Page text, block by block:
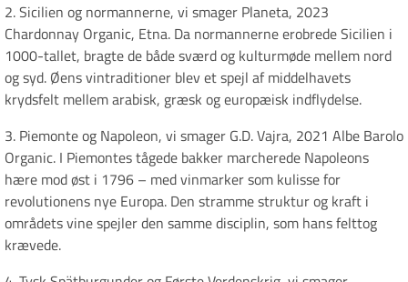
2. Sicilien og normannerne, vi smager Planeta, 2023
Chardonnay Organic, Etna. Da normannerne erobrede Sicilien i
1000-tallet, bragte de både sværd og kulturmøde mellem nord
og syd. Øens vintraditioner blev et spejl af middelhavets
krydsfelt mellem arabisk, græsk og europæisk indflydelse.
3. Piemonte og Napoleon, vi smager G.D. Vajra, 2021 Albe Barolo
Organic. I Piemontes tågede bakker marcherede Napoleons
hære mod øst i 1796 – med vinmarker som kulisse for
revolutionens nye Europa. Den stramme struktur og kraft i
områdets vine spejler den samme disciplin, som hans felttog
krævede.